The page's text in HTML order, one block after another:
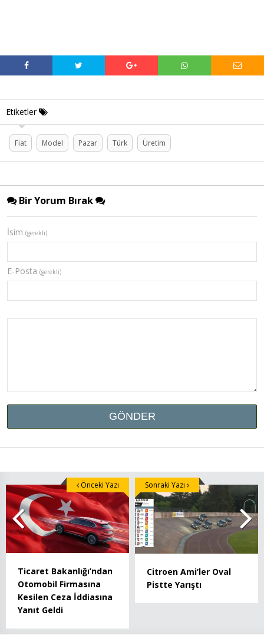
Etiketler
Fiat Model Pazar Türk Üretim
Bir Yorum Bırak
İsim (gerekli)
E-Posta (gerekli)
Ticaret Bakanlığı’ndan
Otomobil Firmasına
Kesilen Ceza İddiasına
Yanıt Geldi
Önceki Yazı
Citroen Ami’ler Oval
Pistte Yarıştı
Sonraki Yazı